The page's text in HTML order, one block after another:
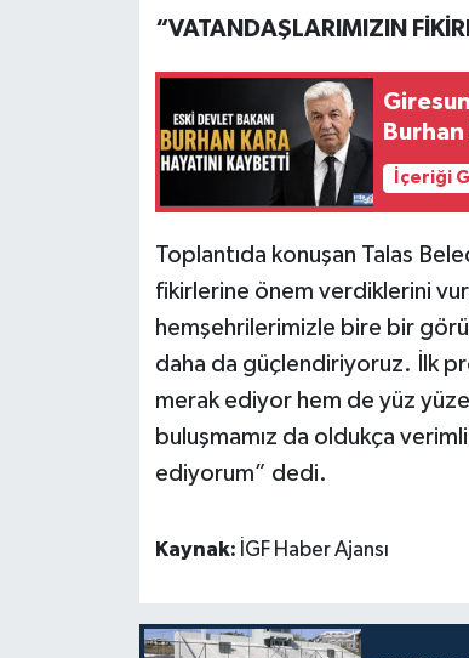
“VATANDAŞLARIMIZIN
İçeriği
Toplantıda konuşan Talas
fikirlerine önem verdiklerini
hemşehrilerimizle bire bir
daha da güçlendiriyoruz. İlk
merak ediyor hem de yüz
buluşmamız da oldukça
ediyorum” dedi.
Kaynak: İGF Haber Ajansı